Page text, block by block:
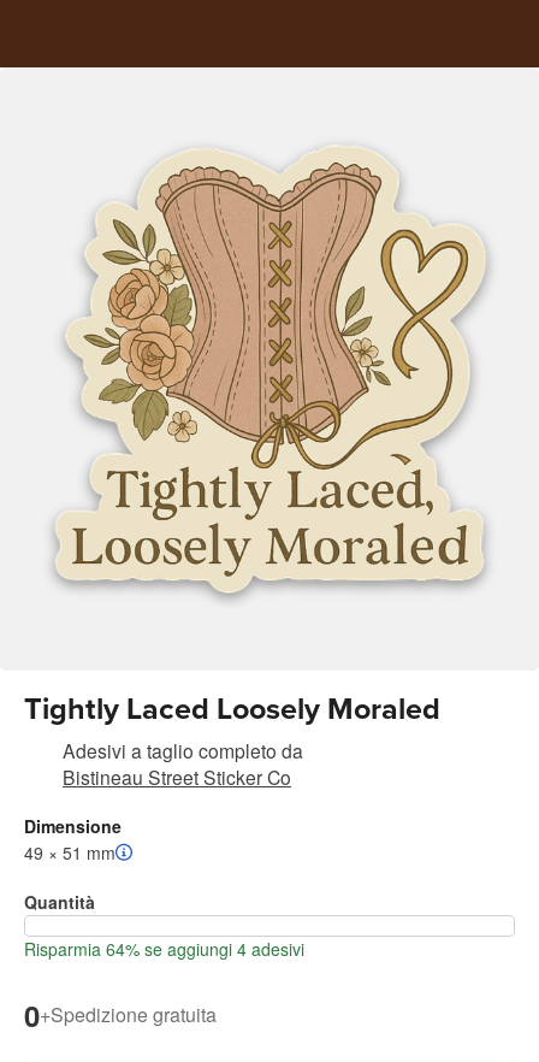
Tightly Laced Loosely Moraled
Adesivi a taglio completo da
Bistineau Street Sticker Co
Dimensione
49 × 51 mm
Quantità
Risparmia 64% se aggiungi 4 adesivi
0+Spedizione gratuita